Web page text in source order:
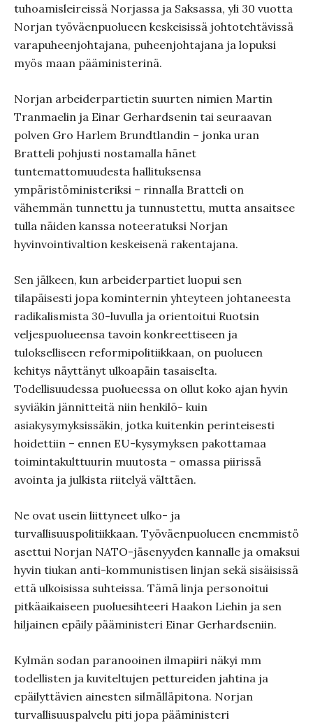
tuhoamisleireissä Norjassa ja Saksassa, yli 30 vuotta
Norjan työväenpuolueen keskeisissä johtotehtävissä
varapuheenjohtajana, puheenjohtajana ja lopuksi
myös maan pääministerinä.
Norjan arbeiderpartietin suurten nimien Martin
Tranmaelin ja Einar Gerhardsenin tai seuraavan
polven Gro Harlem Brundtlandin – jonka uran
Bratteli pohjusti nostamalla hänet
tuntemattomuudesta hallituksensa
ympäristöministeriksi – rinnalla Bratteli on
vähemmän tunnettu ja tunnustettu, mutta ansaitsee
tulla näiden kanssa noteeratuksi Norjan
hyvinvointivaltion keskeisenä rakentajana.
Sen jälkeen, kun arbeiderpartiet luopui sen
tilapäisesti jopa kominternin yhteyteen johtaneesta
radikalismista 30-luvulla ja orientoitui Ruotsin
veljespuolueensa tavoin konkreettiseen ja
tulokselliseen reformipolitiikkaan, on puolueen
kehitys näyttänyt ulkoapäin tasaiselta.
Todellisuudessa puolueessa on ollut koko ajan hyvin
syviäkin jännitteitä niin henkilö- kuin
asiakysymyksissäkin, jotka kuitenkin perinteisesti
hoidettiin – ennen EU-kysymyksen pakottamaa
toimintakulttuurin muutosta – omassa piirissä
avointa ja julkista riitelyä välttäen.
Ne ovat usein liittyneet ulko- ja
turvallisuuspolitiikkaan. Työväenpuolueen enemmistö
asettui Norjan NATO-jäsenyyden kannalle ja omaksui
hyvin tiukan anti-kommunistisen linjan sekä sisäisissä
että ulkoisissa suhteissa. Tämä linja personoitui
pitkäaikaiseen puoluesihteeri Haakon Liehin ja sen
hiljainen epäily pääministeri Einar Gerhardseniin.
Kylmän sodan paranooinen ilmapiiri näkyi mm
todellisten ja kuviteltujen pettureiden jahtina ja
epäilyttävien ainesten silmälläpitona. Norjan
turvallisuuspalvelu piti jopa pääministeri